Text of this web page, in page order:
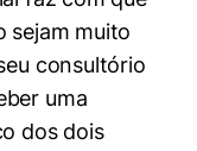
sejam muito
consultório
uma
dos dois